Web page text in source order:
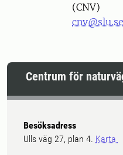
(CNV)
cnv@slu.se
Centrum för
Besöksadress
Ulls väg 27, plan 4. Karta